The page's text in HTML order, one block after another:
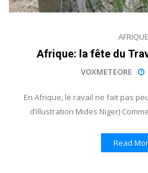
AFRIQUE
Afrique: la fête du
VOXMETEORE
En Afrique, le ravail ne fait pas
d’illustration Mides Niger)
Read